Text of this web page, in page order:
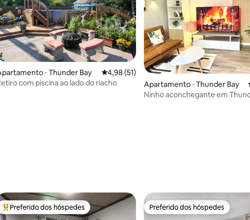
média de 5, 24 avaliações
⋅ Thunder Bay 4,98 de uma avaliação média de 5, 51
4,98 (51)
com piscina ao lado do riacho
Apartamento ⋅ Thunder Bay
Ninho aconchegante em
Entre os melhores preferidos dos hóspedes
Preferido dos hóspedes Preferido dos hóspedes
Preferido dos hóspedes